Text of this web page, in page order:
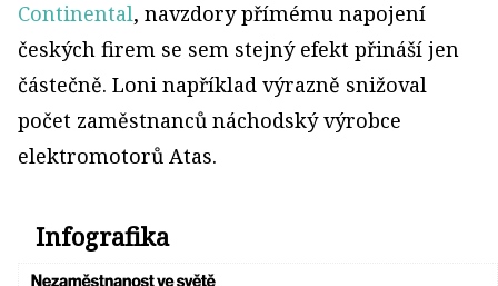
Continental, navzdory přímému napojení
českých firem se sem stejný efekt přináší jen
částečně. Loni například výrazně snižoval
počet zaměstnanců náchodský výrobce
elektromotorů Atas.
Infografika